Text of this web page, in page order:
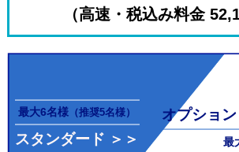
その
（高速・税込み料金
スタンダード ＞＞
最大6名様 （推奨5名様） オプション
最